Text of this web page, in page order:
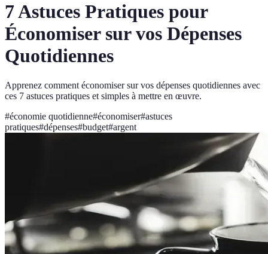
7 Astuces Pratiques pour
Économiser sur vos Dépenses
Quotidiennes
Apprenez comment économiser sur vos dépenses quotidiennes avec
ces 7 astuces pratiques et simples à mettre en œuvre.
#économie quotidienne#économiser#astuces
pratiques#dépenses#budget#argent